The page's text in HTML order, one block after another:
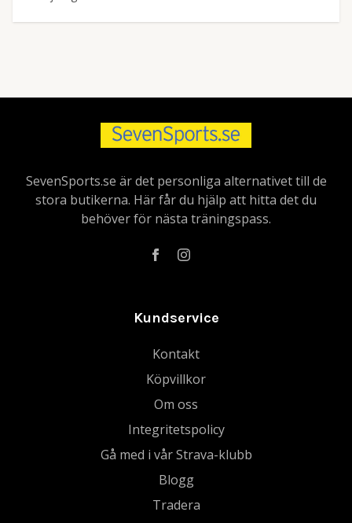
SevenSports.se är det personliga alternativet till de
stora butikerna. Här får du hjälp att hitta det du
behöver för nästa träningspass.
Kundservice
Kontakt
Köpvillkor
Om oss
Integritetspolicy
Gå med i vår Strava-klubb
Blogg
Tradera